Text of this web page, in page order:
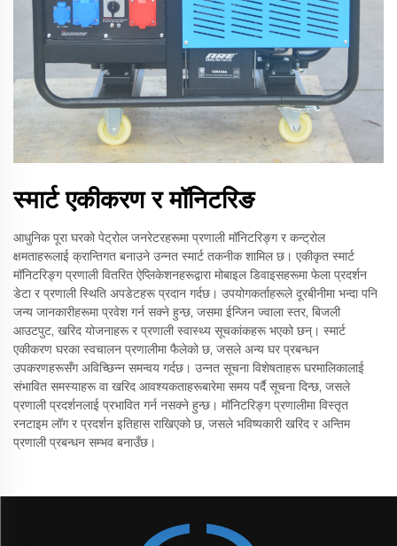
स्मार्ट एकीकरण र मॉनिटरिङ
आधुनिक पूरा घरको पेट्रोल जनरेटरहरूमा प्रणाली मॉनिटरिङ्ग र कन्ट्रोल
क्षमताहरूलाई क्रान्तिगत बनाउने उन्नत स्मार्ट तकनीक शामिल छ। एकीकृत स्मार्ट
मॉनिटरिङ्ग प्रणाली वितरित ऐप्लिकेशनहरूद्वारा मोबाइल डिवाइसहरूमा फेला प्रदर्शन
डेटा र प्रणाली स्थिति अपडेटहरू प्रदान गर्दछ। उपयोगकर्ताहरूले दूरबीनीमा भन्दा पनि
जन्य जानकारीहरूमा प्रवेश गर्न सक्ने हुन्छ, जसमा ईन्जिन ज्वाला स्तर, बिजली
आउटपुट, खरिद योजनाहरू र प्रणाली स्वास्थ्य सूचकांकहरू भएको छन्। स्मार्ट
एकीकरण घरका स्वचालन प्रणालीमा फैलेको छ, जसले अन्य घर प्रबन्धन
उपकरणहरूसँग अविच्छिन्न समन्वय गर्दछ। उन्नत सूचना विशेषताहरू घरमालिकालाई
संभावित समस्याहरू वा खरिद आवश्यकताहरूबारेमा समय पर्दै सूचना दिन्छ, जसले
प्रणाली प्रदर्शनलाई प्रभावित गर्न नसक्ने हुन्छ। मॉनिटरिङ्ग प्रणालीमा विस्तृत
रनटाइम लॉग र प्रदर्शन इतिहास राखिएको छ, जसले भविष्यकारी खरिद र अन्तिम
प्रणाली प्रबन्धन सम्भव बनाउँछ।